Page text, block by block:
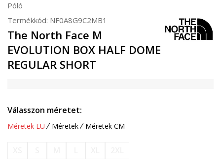
Póló
Termékkód: NF0A8G9C2MB1
The North Face M
EVOLUTION BOX HALF DOME
REGULAR SHORT
Válasszon méretet:
Méretek EU Méretek Méretek CM